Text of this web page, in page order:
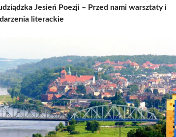
Jesień Poezji – Przed nami warsztaty i
literackie